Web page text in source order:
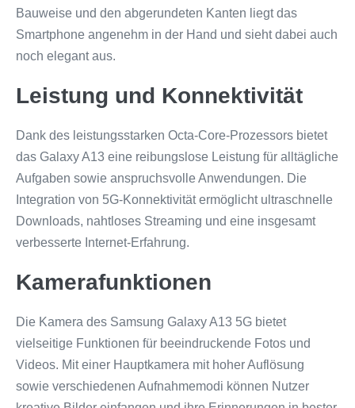
Bauweise und den abgerundeten Kanten liegt das
Smartphone angenehm in der Hand und sieht dabei auch
noch elegant aus.
Leistung und Konnektivität
Dank des leistungsstarken Octa-Core-Prozessors bietet
das Galaxy A13 eine reibungslose Leistung für alltägliche
Aufgaben sowie anspruchsvolle Anwendungen. Die
Integration von 5G-Konnektivität ermöglicht ultraschnelle
Downloads, nahtloses Streaming und eine insgesamt
verbesserte Internet-Erfahrung.
Kamerafunktionen
Die Kamera des Samsung Galaxy A13 5G bietet
vielseitige Funktionen für beeindruckende Fotos und
Videos. Mit einer Hauptkamera mit hoher Auflösung
sowie verschiedenen Aufnahmemodi können Nutzer